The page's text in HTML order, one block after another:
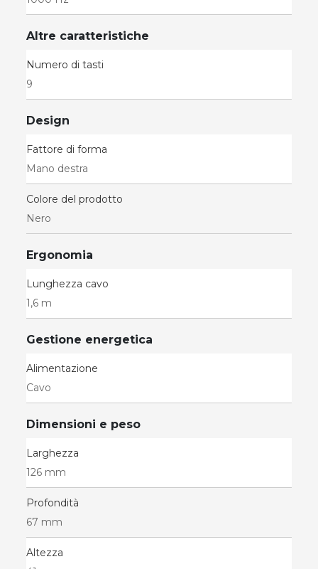
Altre caratteristiche
Numero di tasti
9
Design
Fattore di forma
Mano destra
Colore del prodotto
Nero
Ergonomia
Lunghezza cavo
1,6 m
Gestione energetica
Alimentazione
Cavo
Dimensioni e peso
Larghezza
126 mm
Profondità
67 mm
Altezza